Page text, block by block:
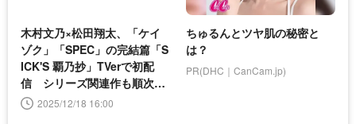
木村文乃×松田翔太、「ケイ
ゾク」「SPEC」の完結篇「S
ICK'S 覇乃抄」TVerで初配
信 シリーズ関連作も順次配
信へ2025/12/18 16:00
ちゅるんとツヤ肌の秘密と
は？
PR(DHC｜CanCam.jp)